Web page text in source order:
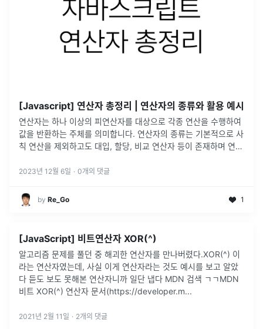
[Javascript] 연산자 총정리 | 연산자의 종류와 활용 예시
연산자는 하나 이상의 피연산자를 대상으로 각종 연산을 수행하여
값을 반환하는 주체를 의미합니다. 연산자의 종류는 기본적으로 사
칙 연산을 제외하고도 대입, 할당, 비교 연산자 등이 존재하며 연산
(side eff...
2023년 12월 6일 · 0개의 댓글
by Re_Go 1
[JavaScript] 비트연산자 XOR(^)
알고리즘 문제를 풀던 중 해괴한 연산자를 만나버렸다.XOR(^) 이
라는 연산자였는데, 사실 이게 연산자라는 것도 예시를 보고 알았
다 듣도 보도 못해본 연산자니까 일단 냅다 MDN 검색 ㄱㄱMDN
비트 XOR(^) 연산자 문서(https://developer.m...
2021년 2월 11일 · 2개의 댓글